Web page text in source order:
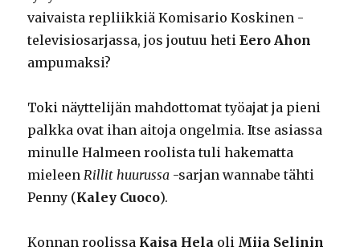
vaivaista repliikkiä Komisario Koskinen -
televisiosarjassa, jos joutuu hetiEero Ahon
ampumaksi?
Toki näyttelijän mahdottomat työajat ja pieni
palkka ovat ihan aitoja ongelmia. Itse asiassa
minulle Halmeen roolista tuli hakematta
mieleen Rillit huurussa -sarjan wannabe tähti
Penny (Kaley Cuoco).
Konnan roolissa Kaisa Hela oli Miia Selinin